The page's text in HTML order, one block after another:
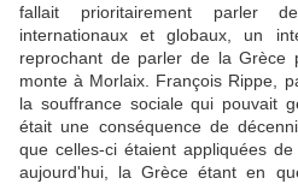
fallait prioritairement parler
internationaux et globaux, un
reprochant de parler de la Grèce
monte à Morlaix. François Rippe,
la souffrance sociale qui pouvait
était une conséquence de
que celles-ci étaient appliquées
aujourd'hui, la Grèce étant en